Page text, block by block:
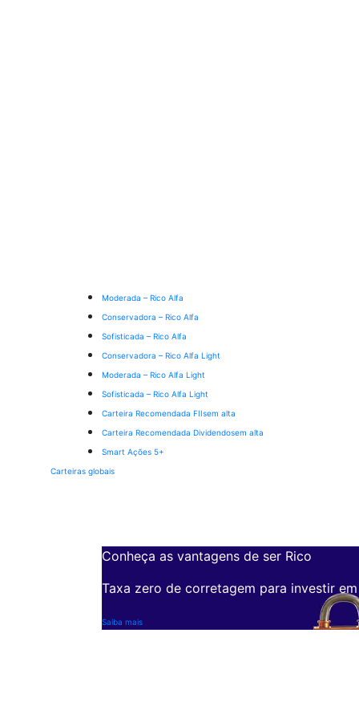
Moderada – Rico Alfa
Conservadora – Rico Alfa
Sofisticada – Rico Alfa
Conservadora – Rico Alfa Light
Moderada – Rico Alfa Light
Sofisticada – Rico Alfa Light
Carteira Recomendada FIIsem alta
Carteira Recomendada Dividendosem alta
Smart Ações 5+
Carteiras globais
Conheça as vantagens de ser Rico
Taxa zero de corretagem para investir
Saiba mais